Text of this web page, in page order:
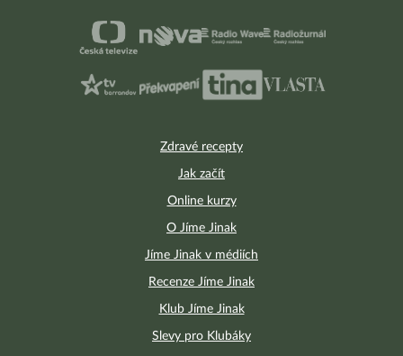
Zdravé recepty
Jak začít
Online kurzy
O Jíme Jinak
Jíme Jinak v médiích
Recenze Jíme Jinak
Klub Jíme Jinak
Slevy pro Klubáky